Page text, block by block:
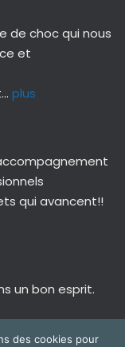
de choc qui nous
et
... plus
qui avancent!!
un bon esprit.
des cookies pour